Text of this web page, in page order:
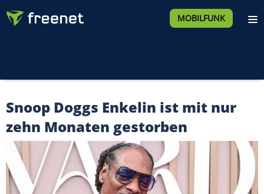
MOBILFUNK
Snoop Doggs Enkelin ist mit nur
zehn Monaten gestorben